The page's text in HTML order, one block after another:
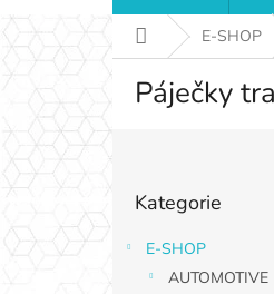
Domů E-SHOP
Páječky
P
o
n
kategorie
Kategorie
E-SHOP
AUTOMOTIVE